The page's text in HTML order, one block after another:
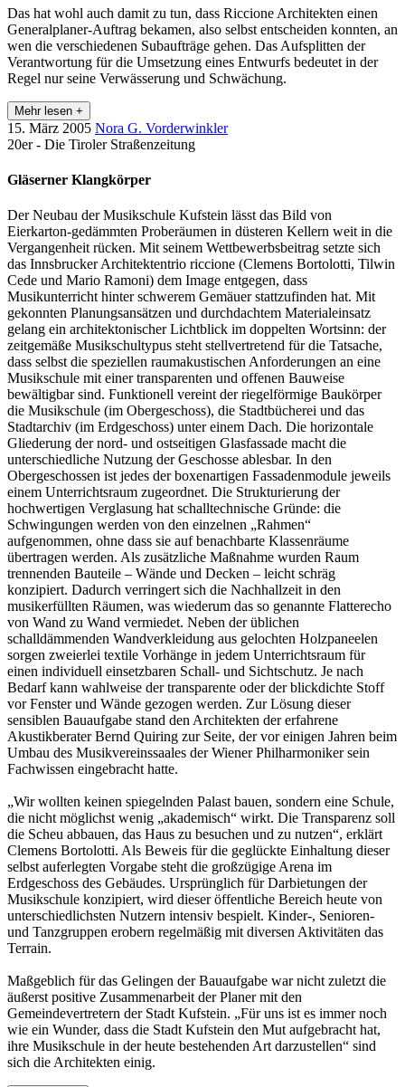
Das hat wohl auch damit zu tun, dass Riccione Architekten einen
Generalplaner-Auftrag bekamen, also selbst entscheiden konnten, an
wen die verschiedenen Subaufträge gehen. Das Aufsplitten der
Verantwortung für die Umsetzung eines Entwurfs bedeutet in der
Regel nur seine Verwässerung und Schwächung.
Mehr lesen +
15. März 2005 Nora G. Vorderwinkler
20er - Die Tiroler Straßenzeitung
Gläserner Klangkörper
Der Neubau der Musikschule Kufstein lässt das Bild von
Eierkarton-gedämmten Proberäumen in düsteren Kellern weit in die
Vergangenheit rücken. Mit seinem Wettbewerbsbeitrag setzte sich
das Innsbrucker Architektentrio riccione (Clemens Bortolotti, Tilwin
Cede und Mario Ramoni) dem Image entgegen, dass
Musikunterricht hinter schwerem Gemäuer stattzufinden hat. Mit
gekonnten Planungsansätzen und durchdachtem Materialeinsatz
gelang ein architektonischer Lichtblick im doppelten Wortsinn: der
zeitgemäße Musikschultypus steht stellvertretend für die Tatsache,
dass selbst die speziellen raumakustischen Anforderungen an eine
Musikschule mit einer transparenten und offenen Bauweise
bewältigbar sind. Funktionell vereint der riegelförmige Baukörper
die Musikschule (im Obergeschoss), die Stadtbücherei und das
Stadtarchiv (im Erdgeschoss) unter einem Dach. Die horizontale
Gliederung der nord- und ostseitigen Glasfassade macht die
unterschiedliche Nutzung der Geschosse ablesbar. In den
Obergeschossen ist jedes der boxenartigen Fassadenmodule jeweils
einem Unterrichtsraum zugeordnet. Die Strukturierung der
hochwertigen Verglasung hat schalltechnische Gründe: die
Schwingungen werden von den einzelnen „Rahmen“
aufgenommen, ohne dass sie auf benachbarte Klassenräume
übertragen werden. Als zusätzliche Maßnahme wurden Raum
trennenden Bauteile – Wände und Decken – leicht schräg
konzipiert. Dadurch verringert sich die Nachhallzeit in den
musikerfüllten Räumen, was wiederum das so genannte Flatterecho
von Wand zu Wand vermiedet. Neben der üblichen
schalldämmenden Wandverkleidung aus gelochten Holzpaneelen
sorgen zweierlei textile Vorhänge in jedem Unterrichtsraum für
einen individuell einsetzbaren Schall- und Sichtschutz. Je nach
Bedarf kann wahlweise der transparente oder der blickdichte Stoff
vor Fenster und Wände gezogen werden. Zur Lösung dieser
sensiblen Bauaufgabe stand den Architekten der erfahrene
Akustikberater Bernd Quiring zur Seite, der vor einigen Jahren beim
Umbau des Musikvereinssaales der Wiener Philharmoniker sein
Fachwissen eingebracht hatte.
„Wir wollten keinen spiegelnden Palast bauen, sondern eine Schule,
die nicht möglichst wenig „akademisch“ wirkt. Die Transparenz soll
die Scheu abbauen, das Haus zu besuchen und zu nutzen“, erklärt
Clemens Bortolotti. Als Beweis für die geglückte Einhaltung dieser
selbst auferlegten Vorgabe steht die großzügige Arena im
Erdgeschoss des Gebäudes. Ursprünglich für Darbietungen der
Musikschule konzipiert, wird dieser öffentliche Bereich heute von
unterschiedlichsten Nutzern intensiv bespielt. Kinder-, Senioren-
und Tanzgruppen erobern regelmäßig mit diversen Aktivitäten das
Terrain.
Maßgeblich für das Gelingen der Bauaufgabe war nicht zuletzt die
äußerst positive Zusammenarbeit der Planer mit den
Gemeindevertretern der Stadt Kufstein. „Für uns ist es immer noch
wie ein Wunder, dass die Stadt Kufstein den Mut aufgebracht hat,
ihre Musikschule in der heute bestehenden Art darzustellen“ sind
sich die Architekten einig.